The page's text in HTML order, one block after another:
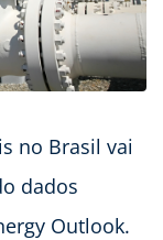
no Brasil vai
dados
Outlook.